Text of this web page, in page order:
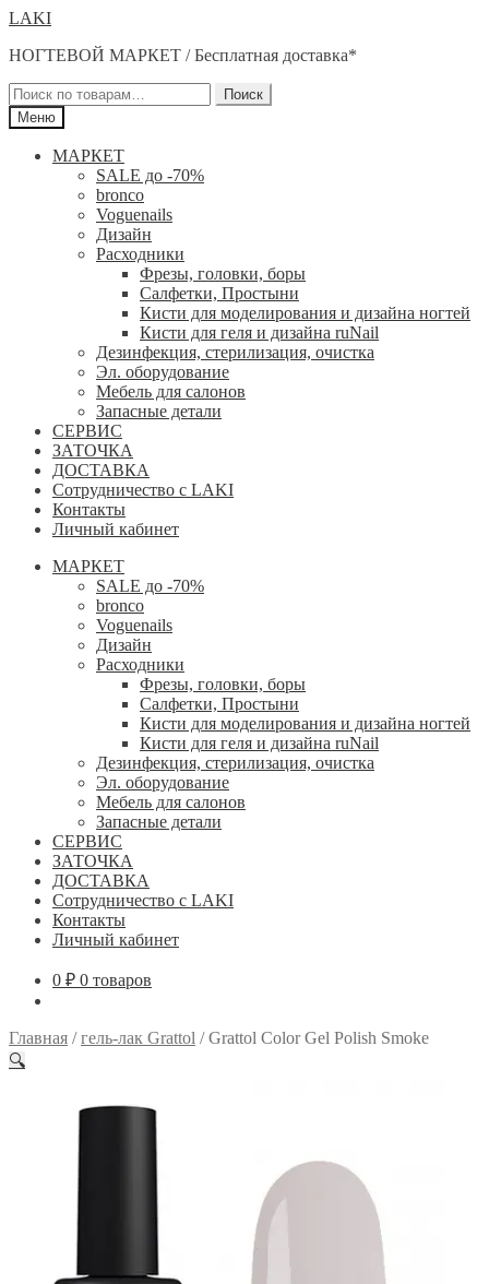
Перейти
навигации
Перейти
содержимому
LAKI
НОГТЕВОЙ МАРКЕТ / Бесплатная доставка*
Искать:
Поиск
Меню
МАРКЕТ
SALE до -70%
bronco
Voguenails
Дизайн
Расходники
Фрезы, головки, боры
Салфетки, Простыни
Кисти для моделирования и дизайна ногтей
Кисти для геля и дизайна ruNail
Дезинфекция, стерилизация, очистка
Эл. оборудование
Мебель для салонов
Запасные детали
СЕРВИС
ЗАТОЧКА
ДОСТАВКА
Сотрудничество с LAKI
Контакты
Личный кабинет
МАРКЕТ
SALE до -70%
bronco
Voguenails
Дизайн
Расходники
Фрезы, головки, боры
Салфетки, Простыни
Кисти для моделирования и дизайна ногтей
Кисти для геля и дизайна ruNail
Дезинфекция, стерилизация, очистка
Эл. оборудование
Мебель для салонов
Запасные детали
СЕРВИС
ЗАТОЧКА
ДОСТАВКА
Сотрудничество с LAKI
Контакты
Личный кабинет
0 ₽ 0 товаров
Главная /гель-лак Grattol /Grattol Color Gel Polish Smoke
🔍